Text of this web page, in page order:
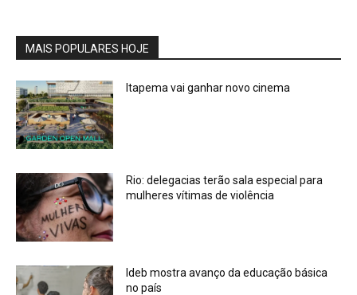
MAIS POPULARES HOJE
Itapema vai ganhar novo cinema
Rio: delegacias terão sala especial para
mulheres vítimas de violência
Ideb mostra avanço da educação básica
no país